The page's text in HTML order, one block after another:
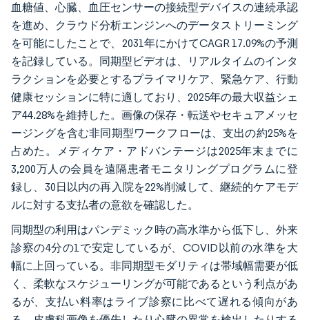
血糖値、心臓、血圧センサーの接続型デバイスの連続承認
を進め、クラウド分析エンジンへのデータストリーミング
を可能にしたことで、2031年にかけてCAGR 17.09%の予測
を記録している。同期型ビデオは、リアルタイムのインタ
ラクションを必要とするプライマリケア、緊急ケア、行動
健康セッションに特に適しており、2025年の最大収益シェ
ア44.28%を維持した。画像の保存・転送やセキュアメッセ
ージングを含む非同期型ワークフローは、支出の約25%を
占めた。メディケア・アドバンテージは2025年末までに
3,200万人の会員を遠隔患者モニタリングプログラムに登
録し、30日以内の再入院を22%削減して、継続的ケアモデ
ルに対する支払者の意欲を確認した。
同期型の利用はパンデミック時の高水準から低下し、外来
診察の4分の1で安定しているが、COVID以前の水準を大
幅に上回っている。非同期型モダリティは帯域幅需要が低
く、柔軟なスケジューリングが可能であるという利点があ
るが、支払い料率はライブ診察に比べて遅れる傾向があ